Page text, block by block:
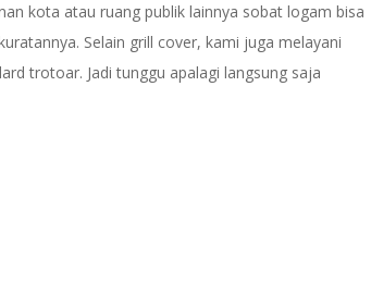
kota atau ruang publik lainnya sobat logam bisa
Selain grill cover, kami juga melayani
trotoar. Jadi tunggu apalagi langsung saja